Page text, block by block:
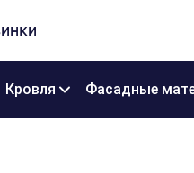
Кровля Фасадные